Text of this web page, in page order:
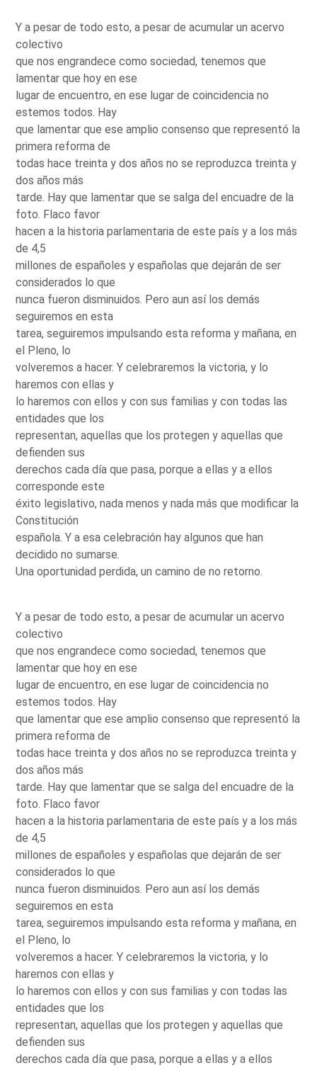
Y a pesar de todo esto, a pesar de acumular un acervo
colectivo
que nos engrandece como sociedad, tenemos que
lamentar que hoy en ese
lugar de encuentro, en ese lugar de coincidencia no
estemos todos. Hay
que lamentar que ese amplio consenso que representó la
primera reforma de
todas hace treinta y dos años no se reproduzca treinta y
dos años más
tarde. Hay que lamentar que se salga del encuadre de la
foto. Flaco favor
hacen a la historia parlamentaria de este país y a los más
de 4,5
millones de españoles y españolas que dejarán de ser
considerados lo que
nunca fueron disminuidos. Pero aun así los demás
seguiremos en esta
tarea, seguiremos impulsando esta reforma y mañana, en
el Pleno, lo
volveremos a hacer. Y celebraremos la victoria, y lo
haremos con ellas y
lo haremos con ellos y con sus familias y con todas las
entidades que los
representan, aquellas que los protegen y aquellas que
defienden sus
derechos cada día que pasa, porque a ellas y a ellos
corresponde este
éxito legislativo, nada menos y nada más que modificar la
Constitución
española. Y a esa celebración hay algunos que han
decidido no sumarse.
Una oportunidad perdida, un camino de no retorno.
Y a pesar de todo esto, a pesar de acumular un acervo
colectivo
que nos engrandece como sociedad, tenemos que
lamentar que hoy en ese
lugar de encuentro, en ese lugar de coincidencia no
estemos todos. Hay
que lamentar que ese amplio consenso que representó la
primera reforma de
todas hace treinta y dos años no se reproduzca treinta y
dos años más
tarde. Hay que lamentar que se salga del encuadre de la
foto. Flaco favor
hacen a la historia parlamentaria de este país y a los más
de 4,5
millones de españoles y españolas que dejarán de ser
considerados lo que
nunca fueron disminuidos. Pero aun así los demás
seguiremos en esta
tarea, seguiremos impulsando esta reforma y mañana, en
el Pleno, lo
volveremos a hacer. Y celebraremos la victoria, y lo
haremos con ellas y
lo haremos con ellos y con sus familias y con todas las
entidades que los
representan, aquellas que los protegen y aquellas que
defienden sus
derechos cada día que pasa, porque a ellas y a ellos